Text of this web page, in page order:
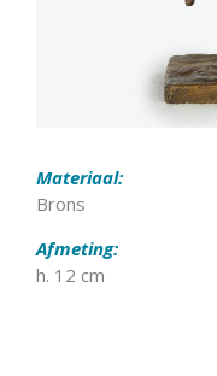
Materiaal:
Brons
Afmeting:
h. 12 cm